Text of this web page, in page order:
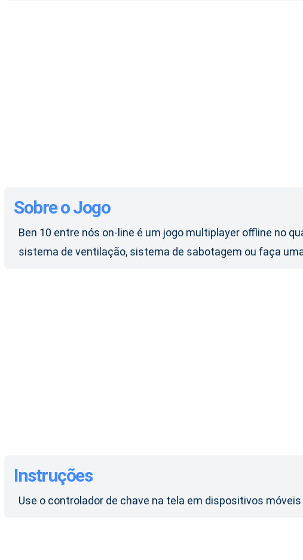
Sobre o Jogo
Ben 10 entre nós on-line é um jogo multiplayer offline no
sistema de ventilação, sistema de sabotagem ou faça
Instruções
Use o controlador de chave na tela em dispositivos